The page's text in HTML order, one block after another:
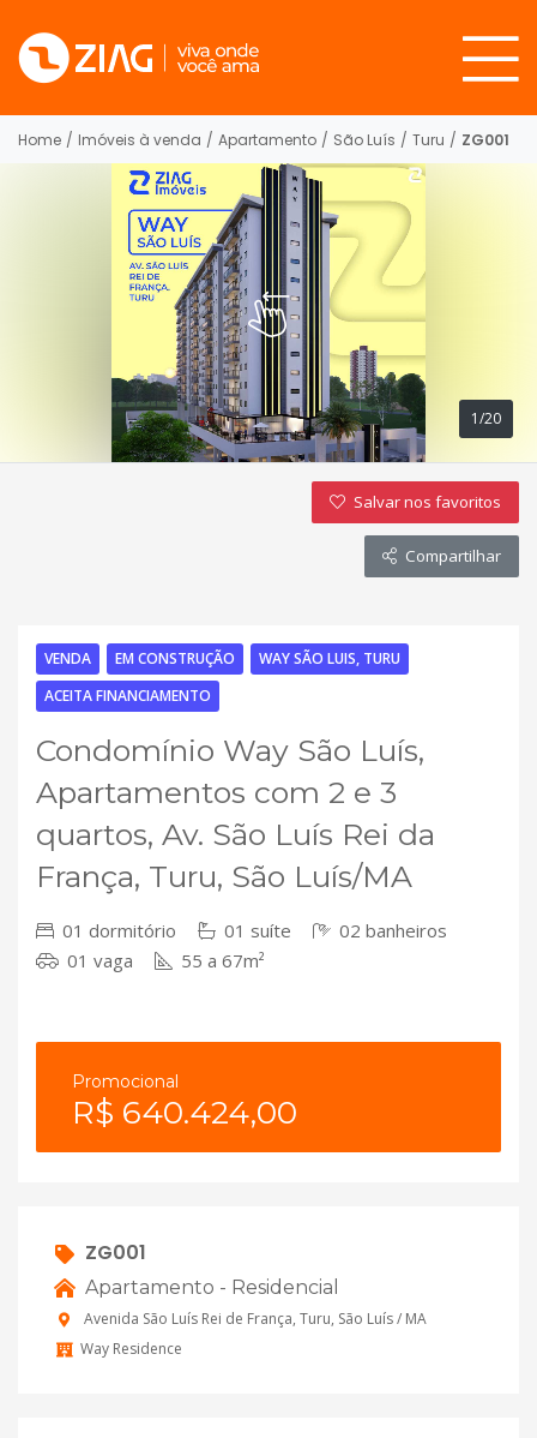
Home / Imóveis à venda / Apartamento / São Luís / Turu / ZG001
1/20
Salvar nos favoritos
Compartilhar
VENDA EM CONSTRUÇÃO
WAY SÃO LUIS, TURU
ACEITA FINANCIAMENTO
Condomínio Way São Luís,
Apartamentos com 2 e 3
quartos, Av. São Luís Rei da
França, Turu, São Luís/MA
01 dormitório 01 suíte
02 banheiros
01 vaga
55 a 67m²
Promocional
R$ 640.424,00
ZG001
Apartamento - Residencial
Avenida São Luís Rei de França, Turu, São Luís / MA
Way Residence